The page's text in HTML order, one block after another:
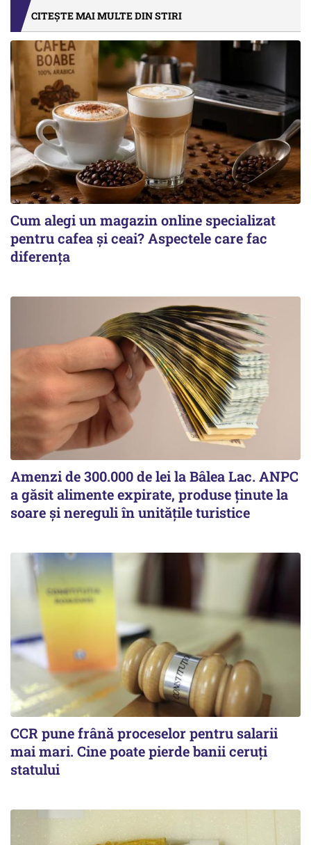
CITEȘTE MAI MULTE DIN STIRI
Cum alegi un magazin online specializat
pentru cafea și ceai? Aspectele care fac
diferența
Amenzi de 300.000 de lei la Bâlea Lac. ANPC
a găsit alimente expirate, produse ținute la
soare și nereguli în unitățile turistice
CCR pune frână proceselor pentru salarii
mai mari. Cine poate pierde banii ceruți
statului